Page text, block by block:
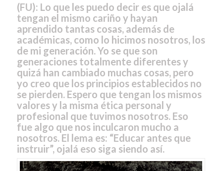
(FU): Lo que les puedo decir es que ojalá
tengan el mismo cariño y hayan
aprendido tantas cosas, además de
académicas, como lo hicimos nosotros, los
de mi generación. Yo se que son
generaciones totalmente diferentes y
quizá han cambiado muchas cosas, pero
yo creo que los principios establecidos no
se pierden. Espero que tengan los mismos
valores y la misma ética personal y
profesional que tuvimos nosotros. Eso
fue algo que nos inculcaron mucho a
nosotros. El lema es: “Educar antes que
instruir”, ojalá eso siga siendo así.